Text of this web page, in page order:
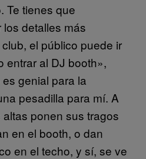
Te tienes que
detalles más
el público puede ir
entrar al DJ booth»,
genial para la
pesadilla para mí. A
ponen sus tragos
en el booth, o dan
en el techo, y sí, se ve